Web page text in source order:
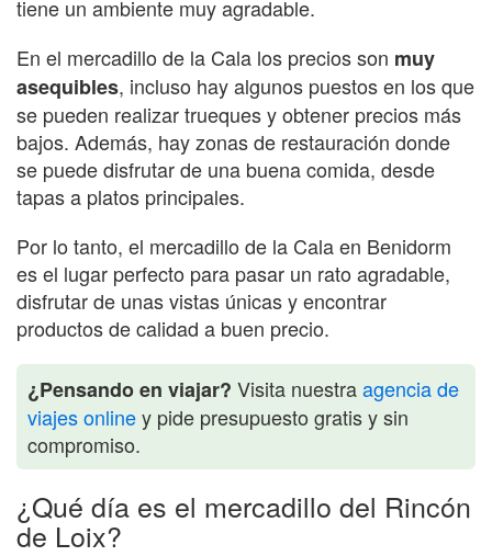
tiene un ambiente muy agradable.
En el mercadillo de la Cala los precios son muy
asequibles, incluso hay algunos puestos en los que
se pueden realizar trueques y obtener precios más
bajos. Además, hay zonas de restauración donde
se puede disfrutar de una buena comida, desde
tapas a platos principales.
Por lo tanto, el mercadillo de la Cala en Benidorm
es el lugar perfecto para pasar un rato agradable,
disfrutar de unas vistas únicas y encontrar
productos de calidad a buen precio.
¿Pensando en viajar? Visita nuestraagencia de
viajes onliney pide presupuesto gratis y sin
compromiso.
¿Qué día es el mercadillo del Rincón
de Loix?